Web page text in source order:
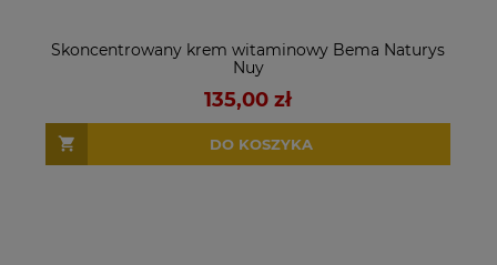
Skoncentrowany krem witaminowy Bema Naturys
Nuy
135,00 zł
DO KOSZYKA